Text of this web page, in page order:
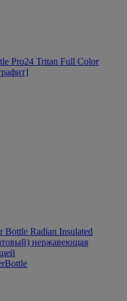
Pro24 Tritan Full Color
Bottle Radian Insulated
нержавеющая